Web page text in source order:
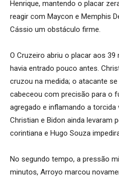
Henrique, mantendo o placar
reagir com Maycon e Memphis
Cássio um obstáculo firme.
O Cruzeiro abriu o placar aos
havia entrado pouco antes.
cruzou na medida; o atacante
cabeceou com precisão para o
agregado e inflamando a
Christian e Bidon ainda levaram
corintiana e Hugo Souza
No segundo tempo, a pressão
minutos, Arroyo marcou